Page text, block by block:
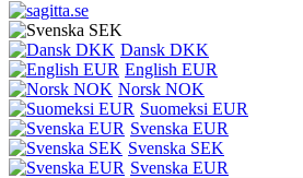
Dansk DKK
English EUR
Norsk NOK
Suomeksi EUR
Svenska EUR
Svenska SEK
Svenska EUR